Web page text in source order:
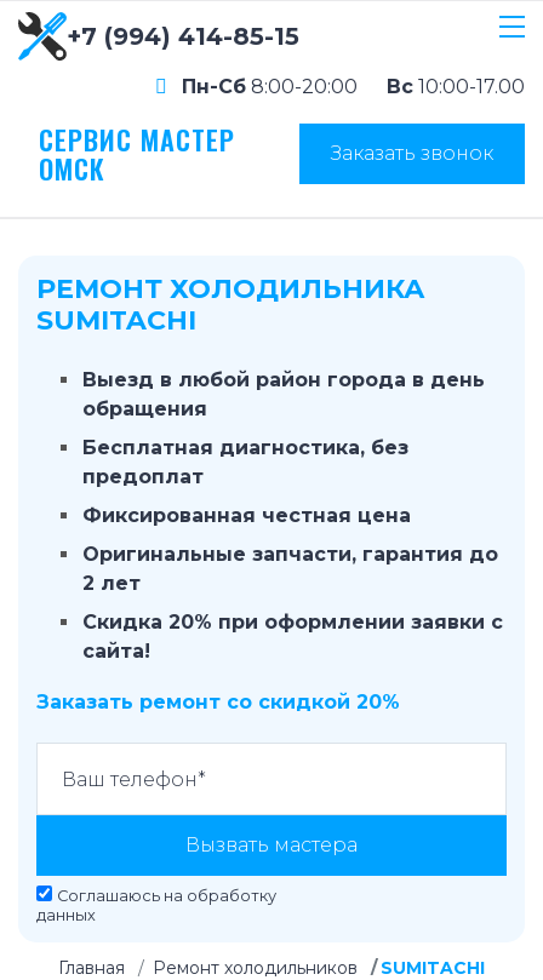
+7 (994) 414-85-15
Пн-Сб 8:00-20:00 Вс 10:00-17.00
СЕРВИС МАСТЕР
ОМСК Заказать звонок
РЕМОНТ ХОЛОДИЛЬНИКА
SUMITACHI
Выезд в любой район города в день
обращения
Бесплатная диагностика, без
предоплат
Фиксированная честная цена
Оригинальные запчасти, гарантия до
2 лет
Скидка 20% при оформлении заявки с
сайта!
Заказать ремонт со скидкой 20%
Вызвать мастера
Соглашаюсь на обработку
данных
Главная Ремонт холодильников SUMITACHI